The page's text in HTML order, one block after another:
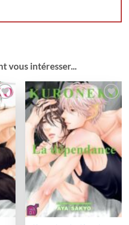
vous intéresser...
la
Ajouter
à la
wishlist